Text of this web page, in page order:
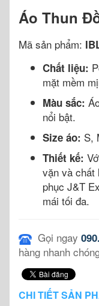
Áo Thun
Mã sản phẩm:
Chất liệu:
mặt mềm
Màu sắc:
nổi bật.
Size áo: S,
Thiết kế:
vặn và chất
phục J&T
mái tối đa.
Gọi ngay
hàng nhanh
CHI TIẾT SẢN